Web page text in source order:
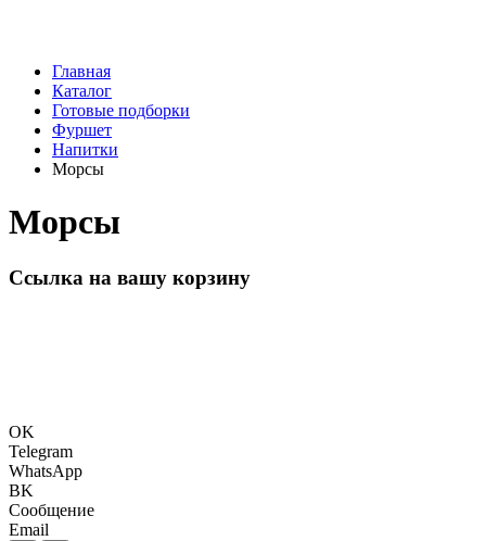
Главная
Каталог
Готовые подборки
Фуршет
Напитки
Морсы
Морсы
Ссылка на вашу корзину
OK
Telegram
WhatsApp
BK
Сообщение
Email